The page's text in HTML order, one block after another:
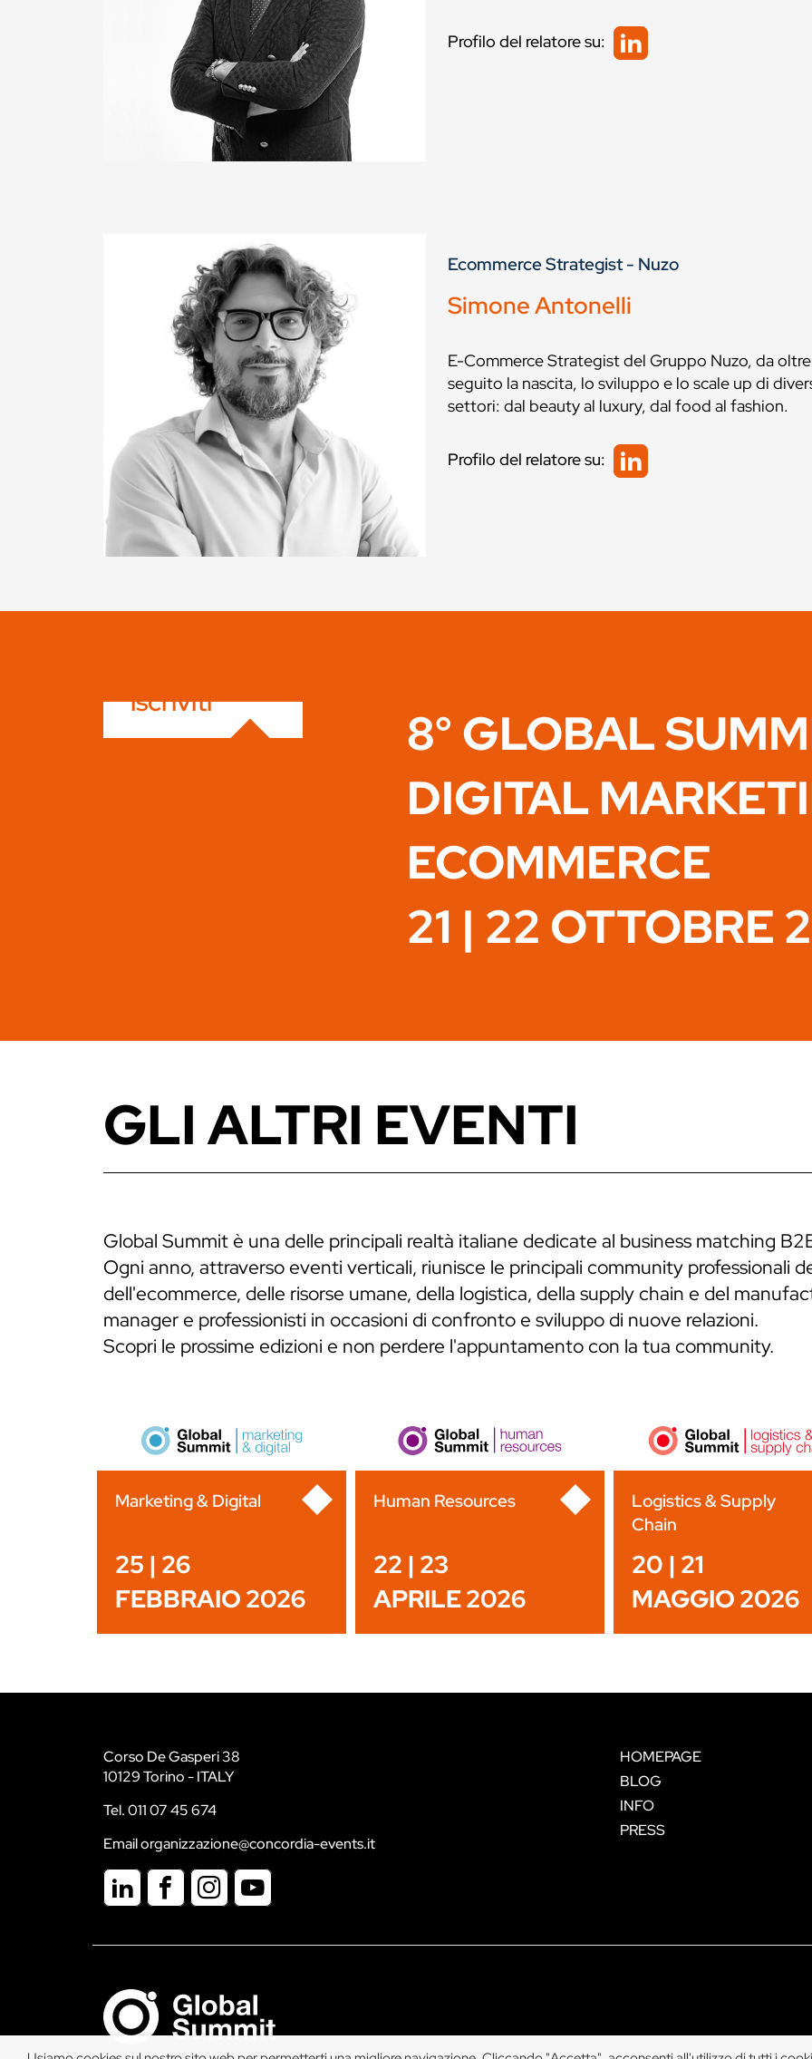
Profilo del relatore su:
Ecommerce Strategist - Nuzo
Simone Antonelli
E-Commerce Strategist del Gruppo Nuzo, da
seguito la nascita, lo sviluppo e lo scale up di
settori: dal beauty al luxury, dal food al fashion.
Profilo del relatore su:
iscriviti
8° GLOBAL
DIGITAL
ECOMMERCE
21 | 22 OTTOBRE
GLI ALTRI EVENTI
Global Summit è una delle principali realtà italiane dedicate al business matching
Ogni anno, attraverso eventi verticali, riunisce le principali community professionali
dell'ecommerce, delle risorse umane, della logistica, della supply chain e del
manager e professionisti in occasioni di confronto e sviluppo di nuove relazioni.
Scopri le prossime edizioni e non perdere l'appuntamento con la tua community.
Marketing & Digital
25 | 26
FEBBRAIO 2026
Human Resources
22 | 23
APRILE 2026
Logistics & Supply
Chain
20 | 21
MAGGIO 2026
Corso De Gasperi 38
10129 Torino - ITALY
Tel. 011 07 45 674
Email organizzazione@concordia-events.it
HOMEPAGE
BLOG
INFO
PRESS